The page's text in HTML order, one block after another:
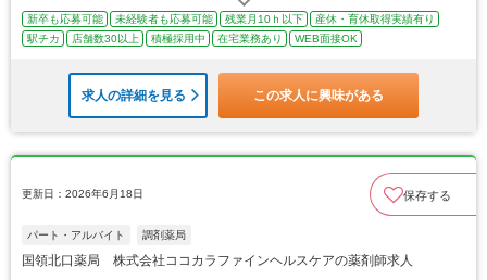
新卒も応募可能 未経験者も応募可能 残業月10ｈ以下
産休・育休取得実績有り
駅チカ
店舗数30以上 積極採用中 在宅業務あり WEB面接OK
求人の詳細を見る この求人に興味がある
更新日：2026年6月18日 保存する
パート・アルバイト 調剤薬局
国領北口薬局 株式会社ココカラファインヘルスケアの薬剤師求人